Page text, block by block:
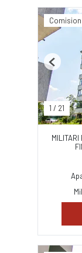
1 / 21
Previous
MILITARI